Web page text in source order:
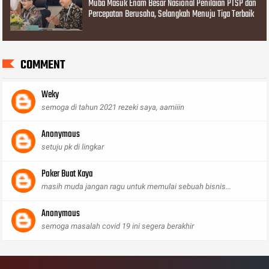
Muba Masuk Enam Besar Nasional Penilaian PTSP dan
Percepatan Berusaha, Selangkah Menuju Tiga Terbaik
COMMENT
Weky
semoga di tahun 2021 rezeki saya, aamiiin
Anonymous
setuju pk di lingkar
Poker Buat Kaya
masih muda jangan ragu untuk memulai sebuah bisnis...
Anonymous
semoga masalah covid 19 ini segera berakhir